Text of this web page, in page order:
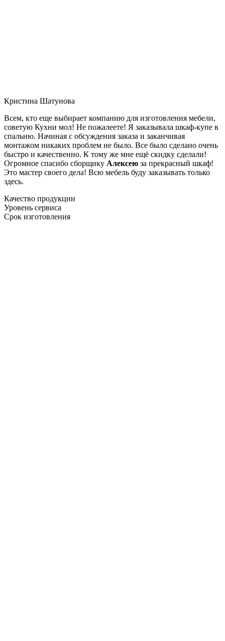
Кристина Шатунова
Всем, кто еще выбирает компанию для изготовления мебели,
советую Кухни мол! Не пожалеете! Я заказывала шкаф-купе в
спальню. Начиная с обсуждения заказа и заканчивая
монтажом никаких проблем не было. Все было сделано очень
быстро и качественно. К тому же мне ещё скидку сделали!
Огромное спасибо сборщику Алексею за прекрасный шкаф!
Это мастер своего дела! Всю мебель буду заказывать только
здесь.
Качество продукции
Уровень сервиса
Срок изготовления